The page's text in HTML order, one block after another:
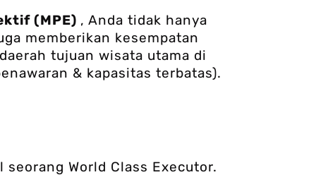
(MPE) , Anda tidak hanya
memberikan kesempatan
tujuan wisata utama di
& kapasitas terbatas).
World Class Executor.